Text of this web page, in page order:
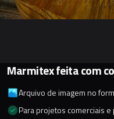
Marmitex feita com
Arquivo de imagem no
Para projetos comerciais e